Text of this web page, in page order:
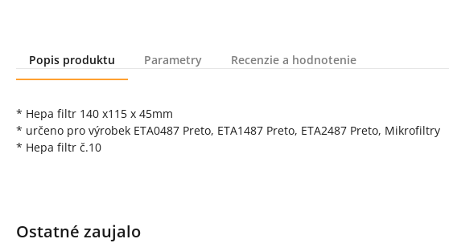
Popis produktu
Parametry Recenzie a hodnotenie
* Hepa filtr 140 x115 x 45mm
* určeno pro výrobek ETA0487 Preto, ETA1487 Preto, ETA2487 Preto, Mikrofiltry
* Hepa filtr č.10
Ostatné zaujalo